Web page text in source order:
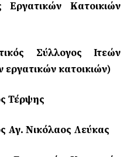
Εργατικών Κατοικιών
Σύλλογος Ιτεών
εργατικών κατοικιών)
Τέρψης
Αγ. Νικόλαος Λεύκας